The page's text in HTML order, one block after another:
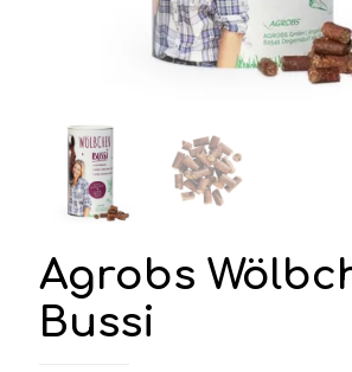
Agrobs
Bussi